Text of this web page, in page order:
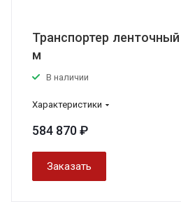
Транспортер
м
В наличии
Характеристики
584 870 ₽
Заказать